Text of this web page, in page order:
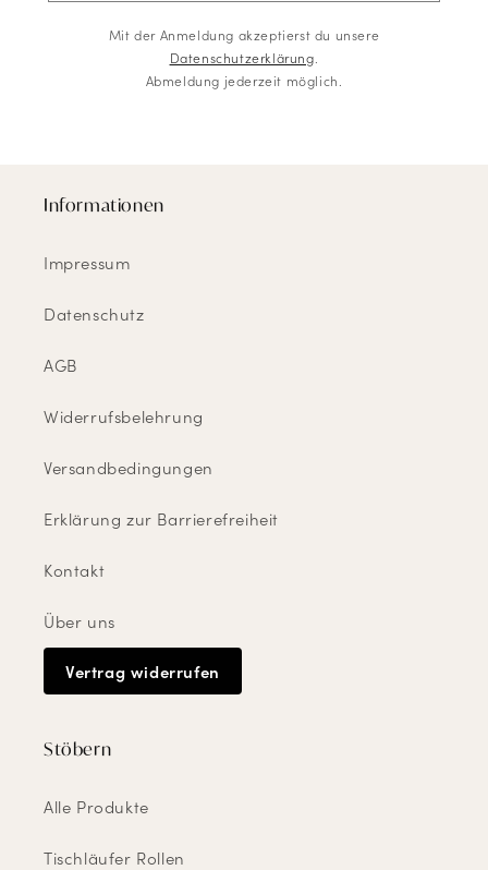
Mit der Anmeldung akzeptierst du unsere
Datenschutzerklärung
Abmeldung jederzeit möglich.
Informationen
Impressum
Datenschutz
AGB
Widerrufsbelehrung
Versandbedingungen
Erklärung zur Barrierefreiheit
Kontakt
Über uns
Vertrag widerrufen
Stöbern
Alle Produkte
Tischläufer Rollen